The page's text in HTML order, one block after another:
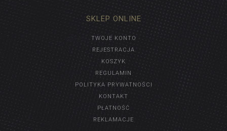
SKLEP ONLINE
TWOJE KONTO
REJESTRACJA
KOSZYK
REGULAMIN
POLITYKA PRYWATNOŚCI
KONTAKT
PŁATNOŚĆ
REKLAMACJE